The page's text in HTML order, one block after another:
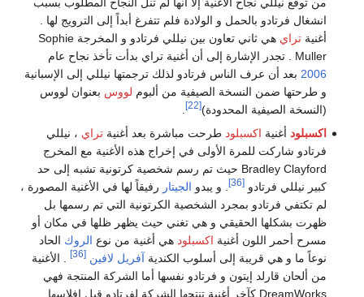
انشغال فرتادو بالحمل و الولادة فلم تتفرغ أبداً إلى الترويج لها .
أغنيةتراي
هي ثاني تعاون بين نيللي فرتادو و المخرجة Sophie
Muller . تجدر الإشارة إلى أن أغنية تراي بدأت تأخذ نجاح عام
2006 بعد أن عرف الناس فرتادو لذلك ترجمتها نيللي إلى الإسبانية
و طرحتها ضمن النسخة الصيفية من ألبوم لووس بعنوان لووس
(النسخة الصيفية المحدودة)[22]
اكسبلود أغنية اكسبلود طرحت مباشرة بعد أغنيةتراي ، نيللي
فرتادو شاركت للمرة الأولى في إخراج هذه الأغنية مع المخرج
Bradley Clayford حيث تم رسم شخصية كرتونية تشبه إلى حد
كبير نيللي فرتادو[36] . و يبدو الجيتار رفيقاً لها في الأغنية المصورة ،
لم تكتفي فرتادو بمجرد الشخصية الكرتونية التي تم رسمها بل
ظهرت بشكلها الحقيقي و هي تغني حيث يظهر ظلها في مكان أو
مسرح أحمر اللون أغنية اكسبلود هي أغنية من نوع الروك الحاد
نوعاً ما و هي قريبة إلى أسلوب الكندية آفريل لافين [36]
. الأغنية
من ألحان قارلد إيتون و فرتادو نفسها أما الشركة المنتجة فهي
DreamWorks كآخر أغنية تنتجها الشركة لفرتادو قبل إفلاسها .